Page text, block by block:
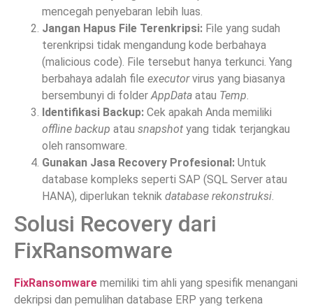
mencegah penyebaran lebih luas.
Jangan Hapus File Terenkripsi: File yang sudah
terenkripsi tidak mengandung kode berbahaya
(malicious code). File tersebut hanya terkunci. Yang
berbahaya adalah file executorvirus yang biasanya
bersembunyi di folder AppData atau Temp
Identifikasi Backup: Cek apakah Anda memiliki
offline backup atau snapshot yang tidak terjangkau
oleh ransomware.
Gunakan Jasa Recovery Profesional: Untuk
database kompleks seperti SAP (SQL Server atau
HANA), diperlukan teknik database rekonstruksi
Solusi Recovery dari
FixRansomware
FixRansomware memiliki tim ahli yang spesifik menangani
dekripsi dan pemulihan database ERP yang terkena